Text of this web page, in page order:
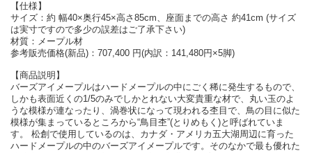
【仕様】
サイズ：約 幅40×奥行45×高さ85cm、座面までの高さ 約41cm (サイズ
は実寸ですので多少の誤差はご了承下さい)
材質：メープル材
参考販売価格(新品)：707,400 円(内訳：141,480円×5脚)
【商品説明】
バーズアイメープルはハードメープルの中にごく稀に発生するもので、
しかも表面近くの1/5のみでしかとれない大変貴重な材で、丸い玉のよ
うな模様が連なったり、渦巻状になって現われる杢目で、鳥の目に似た
模様が集まっているところから“鳥目杢”(とりめもく)と呼ばれていま
す。 松創で使用しているのは、カナダ・アメリカ五大湖周辺に育った
ハードメープルの中のバーズアイメープルです。そのなかで最も優れた